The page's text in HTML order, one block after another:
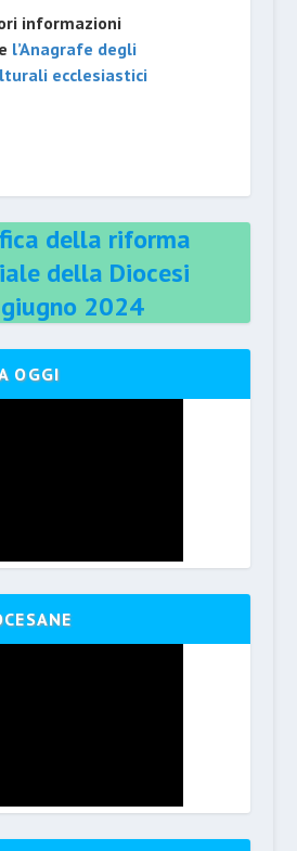
informazioni
l’Anagrafe degli
ecclesiastici
della riforma
della Diocesi
2024
OGGI